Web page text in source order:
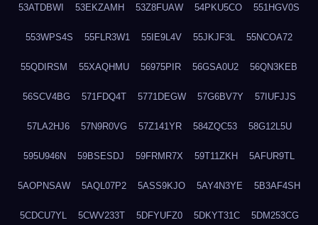
53ATDBWI 53EKZAMH 53Z8FUAW 54PKU5CO 551HGV0S
553WPS4S 55FLR3W1 55IE9L4V 55JKJF3L 55NCOA72
55QDIRSM 55XAQHMU 56975PIR 56GSA0U2 56QN3KEB
56SCV4BG 571FDQ4T 5771DEGW 57G6BV7Y 57IUFJJS
57LA2HJ6 57N9R0VG 57Z141YR 584ZQC53 58G12L5U
595U946N 59BSESDJ 59FRMR7X 59T11ZKH 5AFUR9TL
5AOPNSAW 5AQL07P2 5ASS9KJO 5AY4N3YE 5B3AF4SH
5CDCU7YL 5CWV233T 5DFYUFZ0 5DKYT31C 5DM253CG